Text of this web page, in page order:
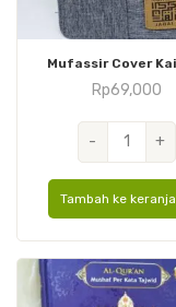
Mufassir Cover
Rp69,000
-
Kuantitas
Mufassir
Cover
A6
+
Tambah ke